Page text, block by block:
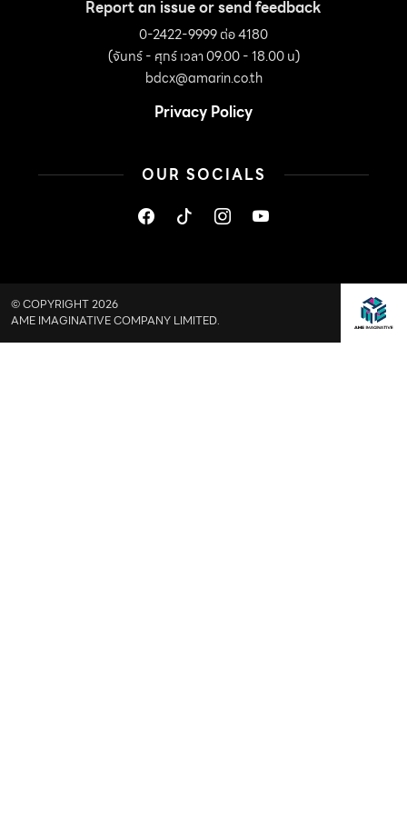
Report an issue or send feedback
0-2422-9999 ต่อ 4180
(จันทร์ - ศุกร์ เวลา 09.00 - 18.00 น)
bdcx@amarin.co.th
Privacy Policy
OUR SOCIALS
© COPYRIGHT 2026
AME IMAGINATIVE COMPANY LIMITED.